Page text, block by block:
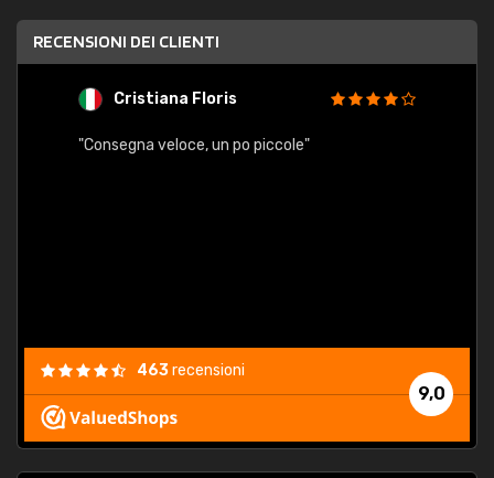
RECENSIONI DEI CLIENTI
Cristiana Floris
"Consegna veloce, un po piccole"
9,0
463recensioni